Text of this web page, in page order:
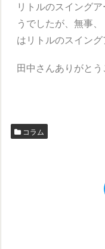
リトルのスイング
うでしたが、無事、
は リトルのスイング
田中さんありがとう
コラム